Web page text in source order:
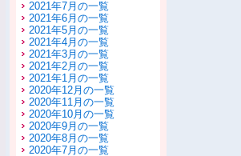
2021年7月の一覧
2021年6月の一覧
2021年5月の一覧
2021年4月の一覧
2021年3月の一覧
2021年2月の一覧
2021年1月の一覧
2020年12月の一覧
2020年11月の一覧
2020年10月の一覧
2020年9月の一覧
2020年8月の一覧
2020年7月の一覧